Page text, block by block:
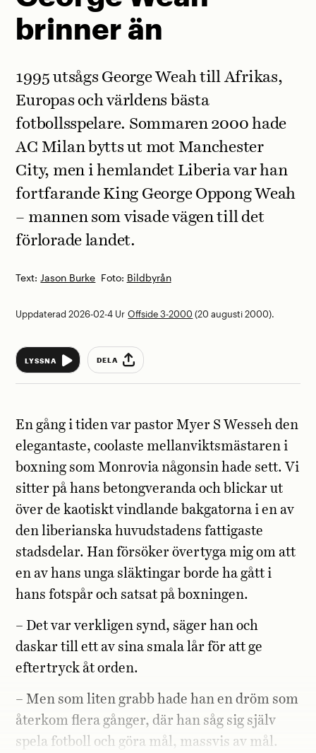
brinner än
Text: Jason Burke Foto: Bildbyrån
1995 utsågs George Weah till Afrikas,
Europas och världens bästa
fotbollsspelare. Sommaren 2000 hade
AC Milan bytts ut mot Manchester
City, men i hemlandet Liberia var han
fortfarande King George Oppong Weah
– mannen som visade vägen till det
förlorade landet.
Uppdaterad 2026-02-4 UrOffside 3-2000 (20 augusti 2000).
LYSSNA DELA
En gång i tiden var pastor Myer S Wesseh den
elegantaste, coolaste mellanviktsmästaren i
boxning som Monrovia någonsin hade sett. Vi
sitter på hans betongveranda och blickar ut
över de kaotiskt vindlande bakgatorna i en av
den liberianska huvudstadens fattigaste
stadsdelar. Han försöker övertyga mig om att
en av hans unga släktingar borde ha gått i
hans fotspår och satsat på boxningen.
– Det var verkligen synd, säger han och
daskar till ett av sina smala lår för att ge
eftertryck åt orden.
– Men som liten grabb hade han en dröm som
återkom flera gånger, där han såg sig själv
spela fotboll och göra mål, massvis av mål.